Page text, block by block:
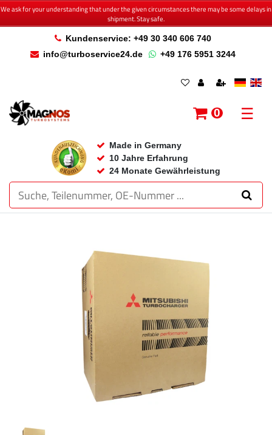
We ask for your understanding that under the given circumstances there may be some delays in
shipment. Stay safe.
Kundenservice: +49 30 340 606 740
info@turboservice24.de
+49 176 5951 3244
Made in Germany
10 Jahre Erfahrung
24 Monate Gewährleistung
0 ☰